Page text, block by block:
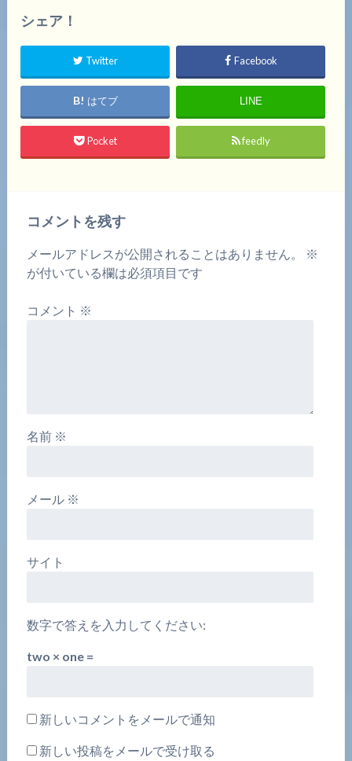
シェア！
Twitter Facebook
はてブ LINE
Pocket feedly
コメントを残す
メールアドレスが公開されることはありません。
※
が付いている欄は必須項目です
コメント ※
名前 ※
メール ※
サイト
数字で答えを入力してください:
two × one =
新しいコメントをメールで通知
新しい投稿をメールで受け取る